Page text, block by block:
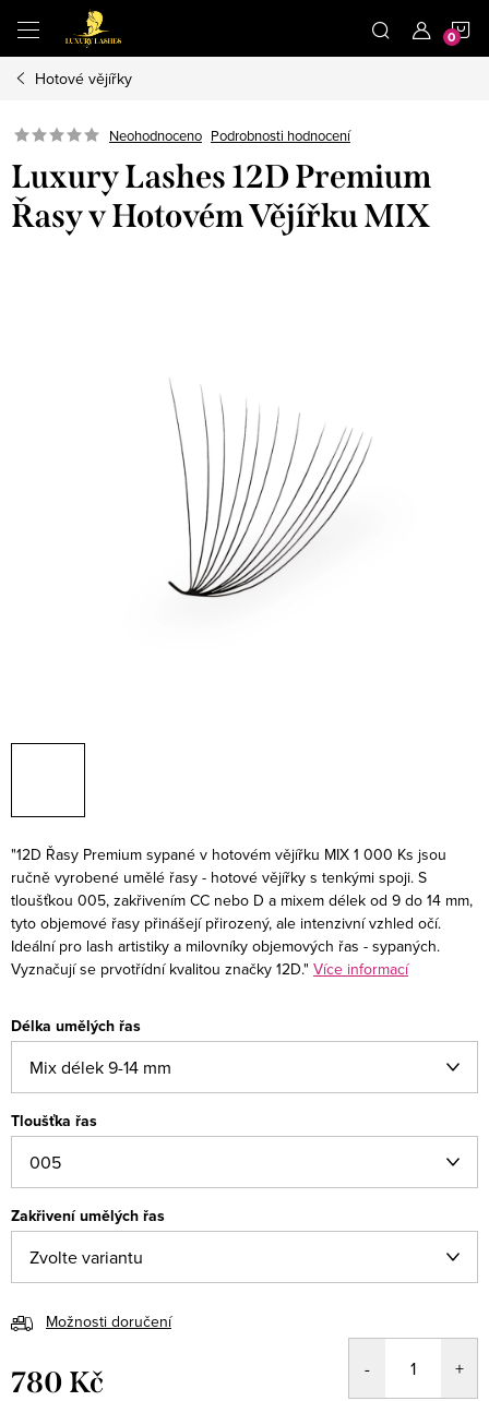
obsah
Hotové vějířky
Neohodnoceno Podrobnosti hodnocení
Luxury Lashes 12D Premium
Řasy v Hotovém Vějířku MIX
"12D Řasy Premium sypané v hotovém vějířku MIX 1 000 Ks jsou
ručně vyrobené umělé řasy - hotové vějířky s tenkými spoji. S
tloušťkou 005, zakřivením CC nebo D a mixem délek od 9 do 14 mm,
tyto objemové řasy přinášejí přirozený, ale intenzivní vzhled očí.
Ideální pro lash artistiky a milovníky objemových řas - sypaných.
Vyznačují se prvotřídní kvalitou značky 12D." Více informací
Délka umělých řas
Tloušťka řas
Zakřivení umělých řas
Možnosti doručení
780 Kč